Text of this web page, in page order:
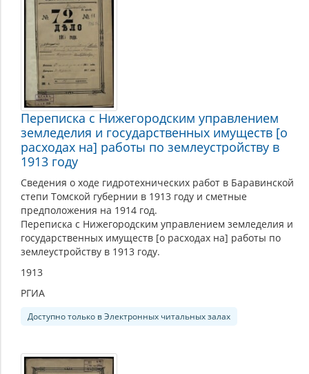
Переписка с Нижегородским управлением
земледелия и государственных имуществ [о
расходах на] работы по землеустройству в
1913 году
Сведения о ходе гидротехнических работ в Баравинской
степи Томской губернии в 1913 году и сметные
предположения на 1914 год.
Переписка с Нижегородским управлением земледелия и
государственных имуществ [о расходах на] работы по
землеустройству в 1913 году.
1913
РГИА
Доступно только в Электронных читальных залах